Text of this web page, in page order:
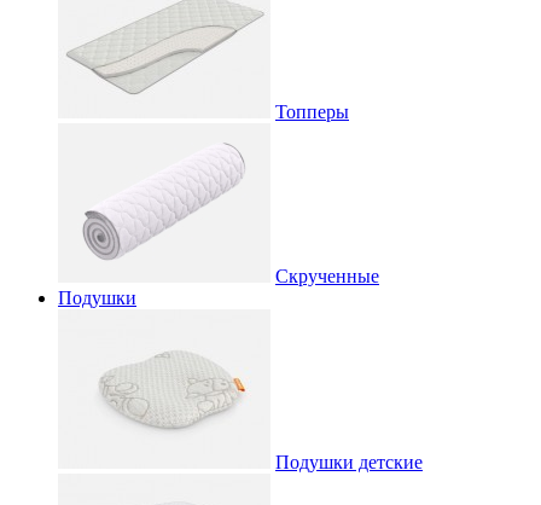
Топперы
Скрученные
Подушки
Подушки детские